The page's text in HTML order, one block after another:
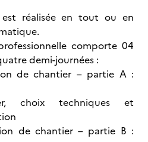
réalisée en tout ou en
comporte 04
demi-journées :
de chantier – partie A :
choix techniques et
de chantier – partie B :